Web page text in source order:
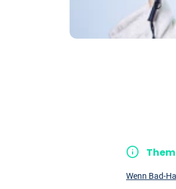
Wenn Bad-